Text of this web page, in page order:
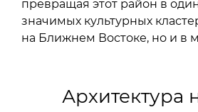
превращая этот район в
значимых культурных
на Ближнем Востоке, но и в
Архитектура